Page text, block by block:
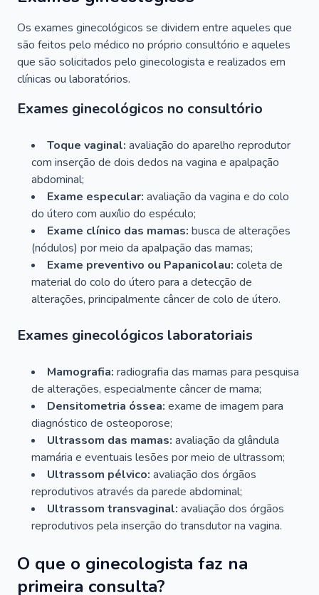
Os exames ginecológicos se dividem entre aqueles que
são feitos pelo médico no próprio consultório e aqueles
que são solicitados pelo ginecologista e realizados em
clínicas ou laboratórios.
Exames ginecológicos no consultório
Toque vaginal: avaliação do aparelho reprodutor
com inserção de dois dedos na vagina e apalpação
abdominal;
Exame especular: avaliação da vagina e do colo
do útero com auxílio do espéculo;
Exame clínico das mamas: busca de alterações
(nódulos) por meio da apalpação das mamas;
Exame preventivo ou Papanicolau: coleta de
material do colo do útero para a detecção de
alterações, principalmente câncer de colo de útero.
Exames ginecológicos laboratoriais
Mamografia: radiografia das mamas para pesquisa
de alterações, especialmente câncer de mama;
Densitometria óssea: exame de imagem para
diagnóstico de osteoporose;
Ultrassom das mamas: avaliação da glândula
mamária e eventuais lesões por meio de ultrassom;
Ultrassom pélvico: avaliação dos órgãos
reprodutivos através da parede abdominal;
Ultrassom transvaginal: avaliação dos órgãos
reprodutivos pela inserção do transdutor na vagina.
O que o ginecologista faz na
primeira consulta?